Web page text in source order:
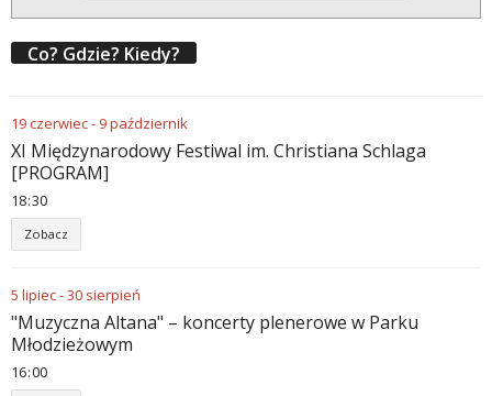
Co? Gdzie? Kiedy?
19czerwiec- 9październik
XI Międzynarodowy Festiwal im. Christiana Schlaga
[PROGRAM]
18 30
Zobacz
5 lipiec-30 sierpień
"Muzyczna Altana" – koncerty plenerowe w Parku
Młodzieżowym
16 00